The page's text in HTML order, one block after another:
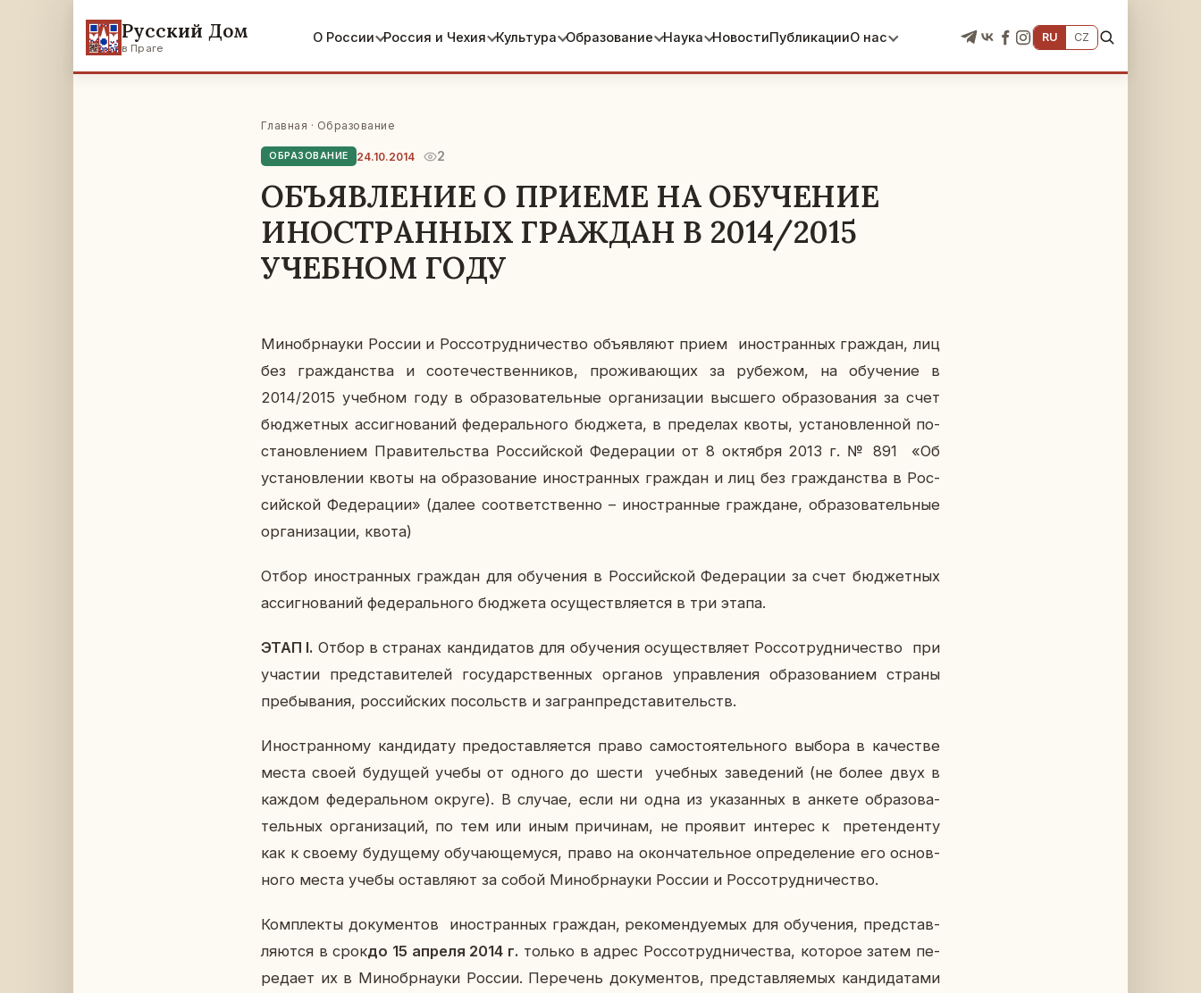
Русский Дом
в Праге
О России Россия и Чехия Культура Образование Наука НовостиПубликацииО нас RU CZ
Главная · Образование
ОБРАЗОВАНИЕ 24.10.2014 2
ОБЪЯВЛЕНИЕ О ПРИЕМЕ НА ОБУЧЕНИЕ
ИНОСТРАННЫХ ГРАЖДАН В 2014/2015
УЧЕБНОМ ГОДУ
Ми­но­бр­на­у­ки России и Рос­со­труд­ни­че­ство объ­яв­ля­ют прием ино­стран­ных граж­дан, лиц
без граж­дан­ства и со­оте­че­ствен­ни­ков, про­жи­ва­ю­щих за ру­бе­жом, на обу­че­ние в
2014/2015 учеб­ном году в об­ра­зо­ва­тель­ные ор­га­ни­за­ции выс­ше­го об­ра­зо­ва­ния за счет
бюд­жет­ных ас­сиг­но­ва­ний фе­де­раль­но­го бюд­же­та, в пре­де­лах квоты, уста­нов­лен­ной по­
ста­нов­ле­ни­ем Пра­ви­тель­ства Рос­сий­ской Фе­де­ра­ции от 8 ок­тяб­ря 2013 г. № 891 «Об
уста­нов­ле­нии квоты на об­ра­зо­ва­ние ино­стран­ных граж­дан и лиц без граж­дан­ства в Рос­
сий­ской Фе­де­ра­ции» (далее со­от­вет­ствен­но – ино­стран­ные граж­дане, об­ра­зо­ва­тель­ные
ор­га­ни­за­ции, квота)
Отбор ино­стран­ных граж­дан для обу­че­ния в Рос­сий­ской Фе­де­ра­ции за счет бюд­жет­ных
ас­сиг­но­ва­ний фе­де­раль­но­го бюд­же­та осу­ществ­ля­ет­ся в три этапа.
ЭТАП I. Отбор в стра­нах кан­ди­да­тов для обу­че­ния осу­ществ­ля­ет Рос­со­труд­ни­че­ство при
уча­стии пред­ста­ви­те­лей го­су­дар­ствен­ных ор­га­нов управ­ле­ния об­ра­зо­ва­ни­ем страны
пре­бы­ва­ния, рос­сий­ских по­сольств и за­гран­пред­ста­ви­тельств.
Ино­стран­но­му кан­ди­да­ту предо­став­ля­ет­ся право са­мо­сто­я­тель­но­го выбора в ка­че­стве
места своей бу­ду­щей учебы от одного до шести учеб­ных за­ве­де­ний (не более двух в
каждом фе­де­раль­ном округе). В случае, если ни одна из ука­зан­ных в анкете об­ра­зо­ва­
тель­ных ор­га­ни­за­ций, по тем или иным при­чи­нам, не про­явит ин­те­рес к пре­тен­ден­ту
как к своему бу­ду­ще­му обу­ча­ю­ще­му­ся, право на окон­ча­тель­ное опре­де­ле­ние его ос­нов­
но­го места учебы остав­ля­ют за собой Ми­но­бр­на­у­ки России и Рос­со­труд­ни­че­ство.
Ком­плек­ты до­ку­мен­тов ино­стран­ных граж­дан, ре­ко­мен­ду­е­мых для обу­че­ния, пред­став­
ля­ют­ся в срокдо 15 апреля 2014 г. только в адрес Рос­со­труд­ни­че­ства, ко­то­рое затем пе­
ре­да­ет их в Ми­но­бр­на­у­ки России. Пе­ре­чень до­ку­мен­тов, пред­став­ля­е­мых кан­ди­да­та­ми